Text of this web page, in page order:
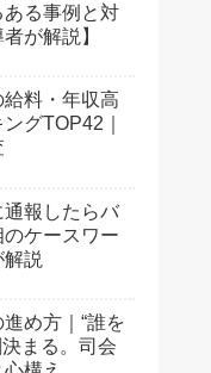
ある事例と対
が解説】
料・年収高
グTOP42｜
通報したらバ
ケースワー
説
め方｜“誰を
まる。司会